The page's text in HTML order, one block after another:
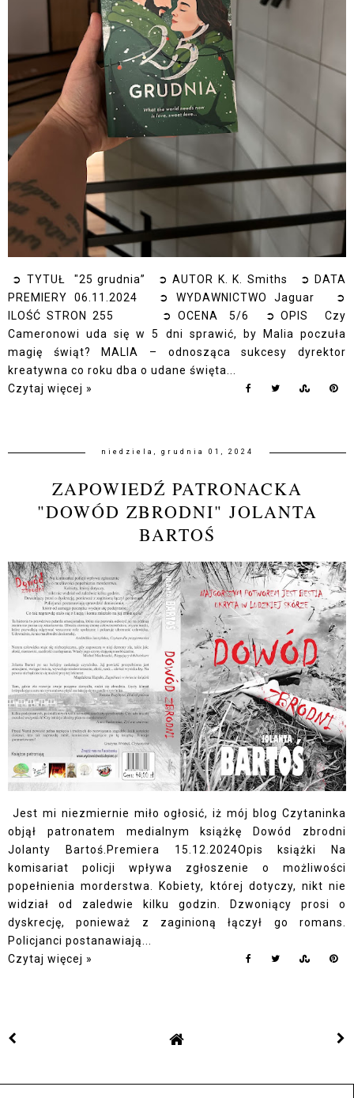
➲ TYTUŁ "25 grudnia” ➲ AUTOR K. K. Smiths ➲ DATA
PREMIERY 06.11.2024 ➲ WYDAWNICTWO Jaguar ➲
ILOŚĆ STRON 255 ➲ OCENA 5/6 ➲ OPIS Czy
Cameronowi uda się w 5 dni sprawić, by Malia poczuła
magię świąt? MALIA – odnosząca sukcesy dyrektor
kreatywna co roku dba o udane święta...
Czytaj więcej »
niedziela, grudnia 01, 2024
ZAPOWIEDŹ PATRONACKA
"DOWÓD ZBRODNI" JOLANTA
BARTOŚ
Jest mi niezmiernie miło ogłosić, iż mój blog Czytaninka
objął patronatem medialnym książkę Dowód zbrodni
Jolanty Bartoś.Premiera 15.12.2024Opis książki Na
komisariat policji wpływa zgłoszenie o możliwości
popełnienia morderstwa. Kobiety, której dotyczy, nikt nie
widział od zaledwie kilku godzin. Dzwoniący prosi o
dyskrecję, ponieważ z zaginioną łączył go romans.
Policjanci postanawiają...
Czytaj więcej »